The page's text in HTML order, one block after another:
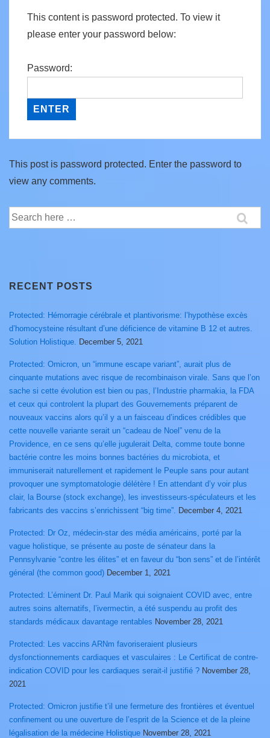
This content is password protected. To view it
please enter your password below:
Password:
This post is password protected. Enter the password to
view any comments.
Search
for:
RECENT POSTS
Protected: Hémorragie cérébrale et plantivorisme: l’hypothèse excès
d’homocysteine résultant d’une déficience de vitamine B 12 et autres.
Solution Holistique. December 5, 2021
Protected: Omicron, un “immune escape variant”, aurait plus de
cinquante mutations avec risque de recombinaison virale. Sans que l’on
sache si cette évolution est bien ou pas, l’Industrie pharmakia, la FDA
et ceux qui controlent la plupart des Gouvernements préparent de
nouveaux vaccins alors qu’il y a un faisceau d’indices crédibles que
cette nouvelle variante serait un “cadeau de Noel” venu de la
Providence, en ce sens qu’elle jugulerait Delta, comme toute bonne
bactérie contre les moins bonnes bactéries du microbiota, et
immuniserait naturellement et rapidement le Peuple sans pour autant
provoquer une symptomatologie délétère ! En attendant d’y voir plus
clair, la Bourse (stock exchange), les investisseurs-spéculateurs et les
fabricants des vaccins s’enrichissent “big time”. December 4, 2021
Protected: Dr Oz, médecin-star des média américains, porté par la
vague holistique, se présente au poste de sénateur dans la
Pennsylvanie “contre les élites” et en faveur du “bon sens” et de l’intérêt
général (the common good) December 1, 2021
Protected: L’éminent Dr. Paul Marik qui soignaient COVID avec, entre
autres soins alternatifs, l’ivermectin, a été suspendu au profit des
standards médicaux davantage rentables November 28, 2021
Protected: Les vaccins ARNm favoriseraient plusieurs
dysfonctionnements cardiaques et vasculaires : Le Certificat de contre-
indication COVID pour les cardiaques serait-il justifié ? November 28,
2021
Protected: Omicron justifie t’il une fermeture des frontières et éventuel
confinement ou une ouverture de l’esprit de la Science et de la pleine
légalisation de la médecine Holistique November 28, 2021